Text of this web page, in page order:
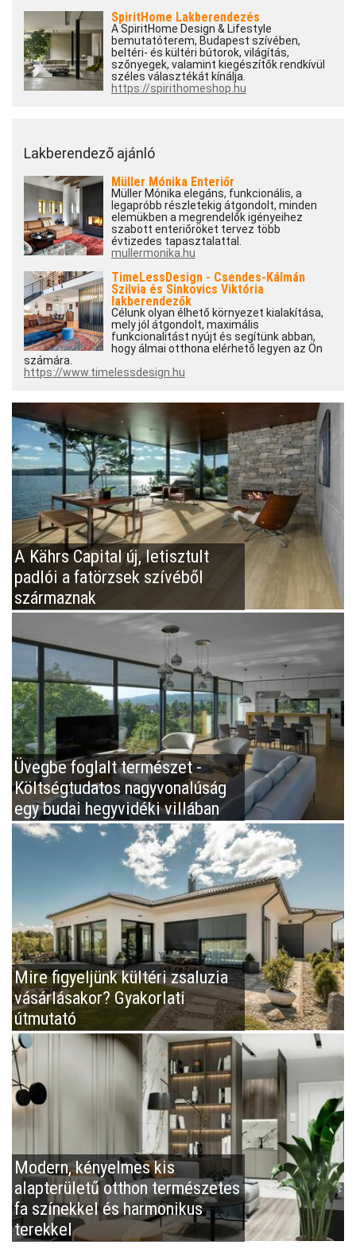
SpiritHome Lakberendezés
A SpiritHome Design & Lifestyle
bemutatóterem, Budapest szívében,
beltéri- és kültéri bútorok, világítás,
szőnyegek, valamint kiegészítők rendkívül
széles választékát kínálja.
https://spirithomeshop.hu
Lakberendező ajánló
Müller Mónika Enteriőr
Müller Mónika elegáns, funkcionális, a
legapróbb részletekig átgondolt, minden
elemükben a megrendelők igényeihez
szabott enteriőröket tervez több
évtizedes tapasztalattal.
mullermonika.hu
TimeLessDesign - Csendes-Kálmán
Szilvia és Sinkovics Viktória
lakberendezők
Célunk olyan élhető környezet kialakítása,
mely jól átgondolt, maximális
funkcionalitást nyújt és segítünk abban,
hogy álmai otthona elérhető legyen az Ön
számára.
https://www.timelessdesign.hu
A Kährs Capital új, letisztult
padlói a fatörzsek szívéből
származnak
Üvegbe foglalt természet -
Költségtudatos nagyvonalúság
egy budai hegyvidéki villában
Mire figyeljünk kültéri zsaluzia
vásárlásakor? Gyakorlati
útmutató
Modern, kényelmes kis
alapterületű otthon természetes
fa színekkel és harmonikus
terekkel